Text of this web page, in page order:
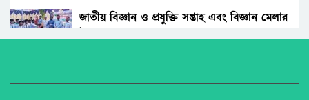
ছিলো জামায়াত ইসলামীর।
জাতীয় বিজ্ঞান ও প্রযুক্তি সপ্তাহ এবং বিজ্ঞান মেলার